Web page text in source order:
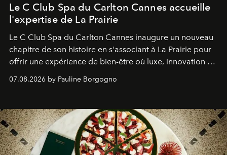
Le C Club Spa du Carlton Cannes accueille
l'expertise de La Prairie
Le C Club Spa du Carlton Cannes inaugure un nouveau
chapitre de son histoire en s'associant à La Prairie pour
offrir une expérience de bien-être où luxe, innovation et
07.08.2026 by Pauline Borgogno